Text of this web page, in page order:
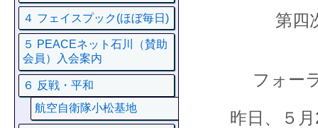
第四
フォー
昨日、５月
４ フェイスプック(ほぼ毎日)
５ PEACEネット石川（賛助
会員）入会案内
６ 反戦・平和
航空自衛隊小松基地